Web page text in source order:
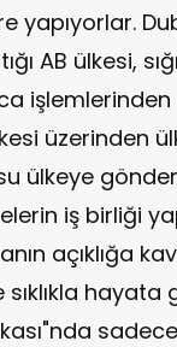
yapıyorlar.
AB ülkesi,
üzerinden
ülkeye
iş birliği
açıklığa
hayata